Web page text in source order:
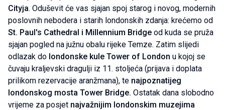
Cityja. Oduševit će vas sjajan spoj starog i novog, modernih
poslovnih nebodera i starih londonskih zdanja: krećemo od
St. Paul's Cathedral i Millennium Bridge od kuda se pruža
sjajan pogled na južnu obalu rijeke Temze. Zatim slijedi
odlazak do londonske kule Tower of London u kojoj se
čuvaju kraljevski dragulji iz 11. stoljeća (prijava i doplata
prilikom rezervacije aranžmana), te najpoznatijeg
londonskog mosta Tower Bridge. Ostatak dana slobodno
vrijeme za posjet najvažnijim londonskim muzejima